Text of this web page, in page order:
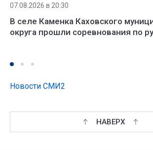
07.08.2026 в 20:30
В селе Каменка Каховского
округа прошли соревнования по
Новости СМИ2
НАВЕРХ